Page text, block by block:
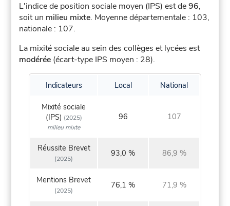
L'indice de position sociale moyen (IPS) est de96,
soit un milieu mixte. Moyenne départementale : 103,
nationale : 107.
La mixité sociale au sein des collèges et lycées est
modérée (écart-type IPS moyen : 28).
Indicateurs Local National
Mixité sociale
(IPS) (2025)
milieu mixte
96 107
Réussite Brevet
(2025)
93,0 % 86,9 %
Mentions Brevet
(2025)
76,1 % 71,9 %